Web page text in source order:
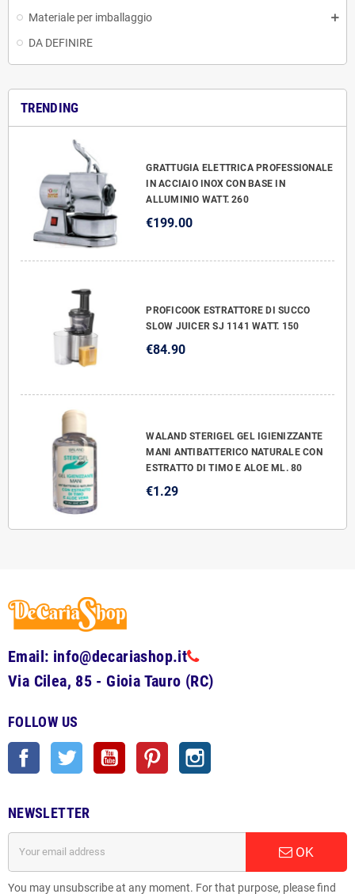
Materiale per imballaggio
DA DEFINIRE
TRENDING
GRATTUGIA ELETTRICA PROFESSIONALE
IN ACCIAIO INOX CON BASE IN
ALLUMINIO WATT. 260
€199.00
PROFICOOK ESTRATTORE DI SUCCO
SLOW JUICER SJ 1141 WATT. 150
€84.90
WALAND STERIGEL GEL IGIENIZZANTE
MANI ANTIBATTERICO NATURALE CON
ESTRATTO DI TIMO E ALOE ML. 80
€1.29
Email: info@decariashop.it
Via Cilea, 85 - Gioia Tauro (RC)
FOLLOW US
Facebook Twitter YouTube Pinterest
NEWSLETTER
OK
You may unsubscribe at any moment. For that purpose, please find